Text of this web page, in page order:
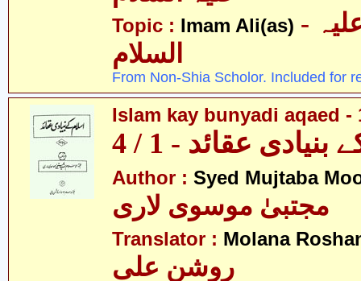
Topic : Imam Ali(as) - امام علی علیہ
السلام
From Non-Shia Scholor. Included for
Islam kay bunyadi aqaed -
عقائد - 1 / 4
Author : Syed Mujtaba
مجتبیٰ موسوی لاری
Translator : Molana
روشن علی